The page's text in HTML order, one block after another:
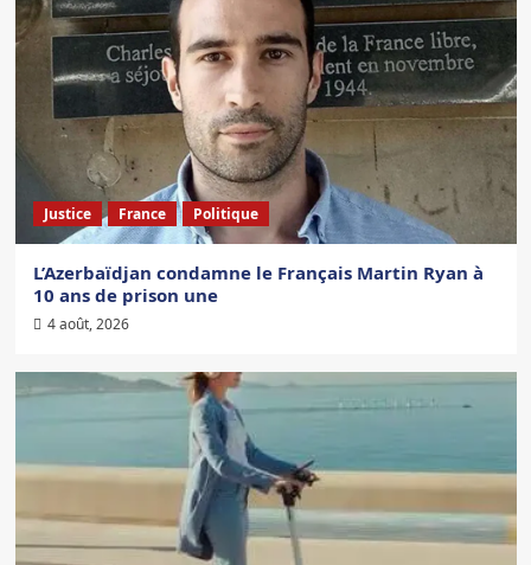
Justice France Politique
L’Azerbaïdjan condamne le Français Martin Ryan à
10 ans de prison une
4 août, 2026